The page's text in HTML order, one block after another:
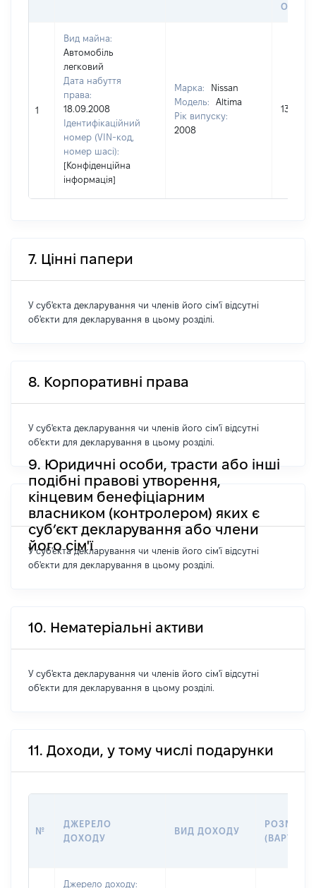
1
Вид майна:
Автомобіль
легковий
Дата набуття
права:
18.09.2008
Ідентифікаційний
номер (VIN-код,
номер шасі):
[Конфіденційна
інформація]
Марка:
Nissan
Модель:
Altima
Рік випуску:
2008
139433
7. Цінні папери
У суб'єкта декларування чи членів його сім'ї відсутні
об'єкти для декларування в цьому розділі.
8. Корпоративні права
У суб'єкта декларування чи членів його сім'ї відсутні
об'єкти для декларування в цьому розділі.
9. Юридичні особи, трасти або інші
подібні правові утворення,
кінцевим бенефіціарним
власником (контролером) яких є
суб’єкт декларування або члени
його сім'ї
У суб'єкта декларування чи членів його сім'ї відсутні
об'єкти для декларування в цьому розділі.
10. Нематеріальні активи
У суб'єкта декларування чи членів його сім'ї відсутні
об'єкти для декларування в цьому розділі.
11. Доходи, у тому числі подарунки
№
ДЖЕРЕЛО
ДОХОДУ
ВИД ДОХОДУ
РОЗМІР
Джерело доходу: